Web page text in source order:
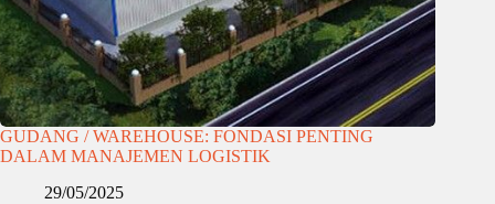
GUDANG / WAREHOUSE: FONDASI PENTING
DALAM MANAJEMEN LOGISTIK
29/05/2025